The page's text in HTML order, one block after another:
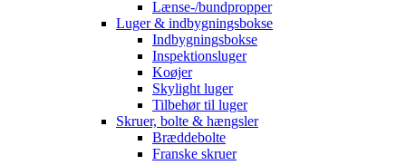
Lænse-/bundpropper
Luger & indbygningsbokse
Indbygningsbokse
Inspektionsluger
Koøjer
Skylight luger
Tilbehør til luger
Skruer, bolte & hængsler
Bræddebolte
Franske skruer